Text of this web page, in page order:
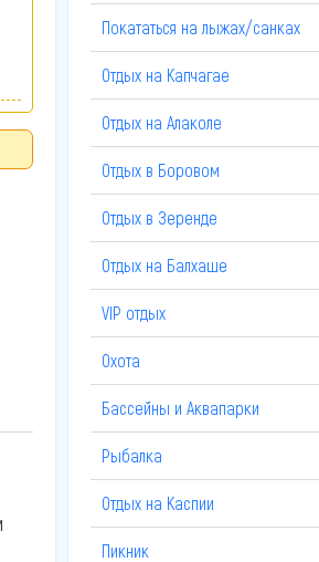
Покататься на лыжах/санках
Отдых на Капчагае
Отдых на Алаколе
Отдых в Боровом
Отдых в Зеренде
Отдых на Балхаше
VIP отдых
Охота
Бассейны и Аквапарки
Рыбалка
Отдых на Каспии
Пикник